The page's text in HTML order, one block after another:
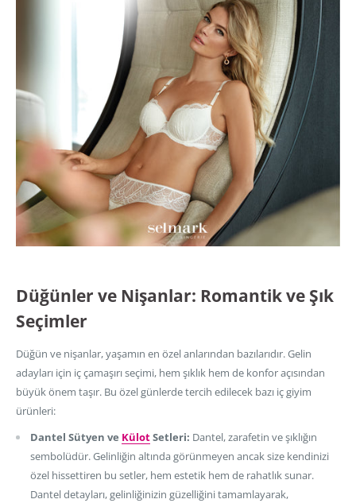
Düğünler ve Nişanlar: Romantik ve Şık
Seçimler
Düğün ve nişanlar, yaşamın en özel anlarından bazılarıdır. Gelin
adayları için iç çamaşırı seçimi, hem şıklık hem de konfor açısından
büyük önem taşır. Bu özel günlerde tercih edilecek bazı iç giyim
ürünleri:
Dantel Sütyen ve KülotSetleri: Dantel, zarafetin ve şıklığın
sembolüdür. Gelinliğin altında görünmeyen ancak size kendinizi
özel hissettiren bu setler, hem estetik hem de rahatlık sunar.
Dantel detayları, gelinliğinizin güzelliğini tamamlayarak,